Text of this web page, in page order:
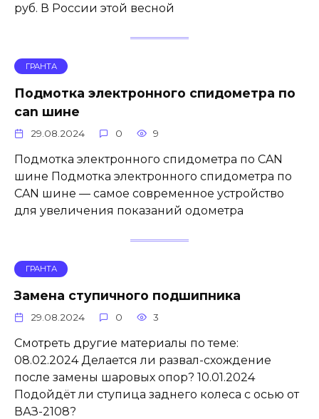
руб. В России этой весной
ГРАНТА
Подмотка электронного спидометра по
can шине
29.08.2024 0 9
Подмотка электронного спидометра по CAN
шине Подмотка электронного спидометра по
CAN шине — самое современное устройство
для увеличения показаний одометра
ГРАНТА
Замена ступичного подшипника
29.08.2024 0 3
Смотреть другие материалы по теме:
08.02.2024 Делается ли развал-схождение
после замены шаровых опор? 10.01.2024
Подойдёт ли ступица заднего колеса с осью от
ВАЗ-2108?